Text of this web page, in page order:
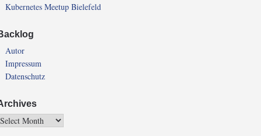
Kubernetes Meetup Bielefeld
Autor
Impressum
Datenschutz